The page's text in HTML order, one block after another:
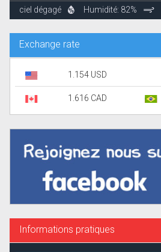
ciel dégagé Humidité: 82%
Exchange rate
1.154 USD
1.616 CAD
Informations pratiques